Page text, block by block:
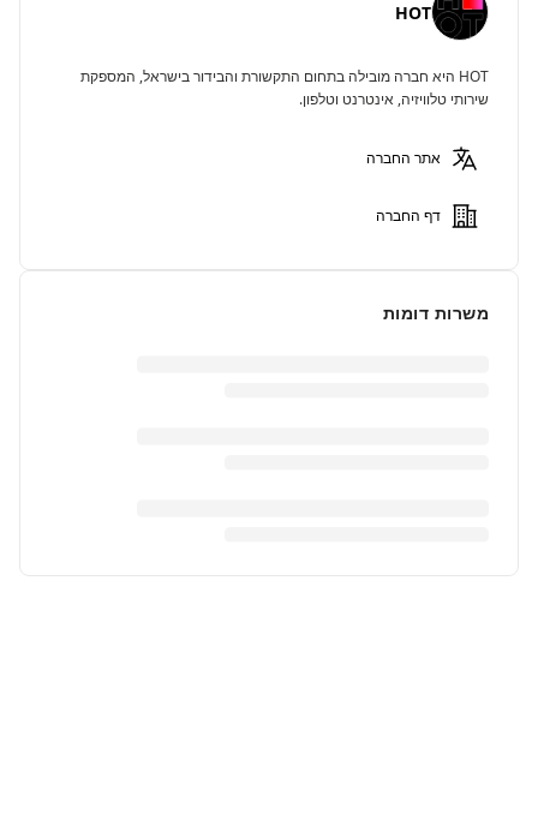
HOT
HOT היא חברה מובילה בתחום התקשורת והבידור בישראל, המספקת
שירותי טלוויזיה, אינטרנט וטלפון.
אתר החברה
דף החברה
משרות דומות